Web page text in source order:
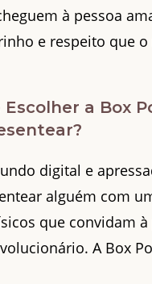
à pessoa
e respeito que
Escolher a Box
digital e
alguém com
que convidam à
A Box